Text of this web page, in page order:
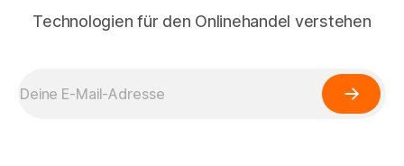
Technologien für den Onlinehandel verstehen